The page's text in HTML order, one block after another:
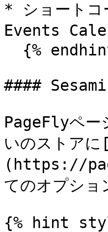
* ショート
Events
####
PageFlyペー
いのストア
(https://
てのオプショ
{% hint